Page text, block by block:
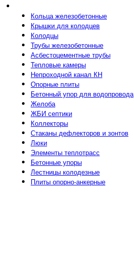
Кольца железобетонные
Крышки для колодцев
Колодцы
Трубы железобетонные
Асбестоцементные трубы
Тепловые камеры
Непроходной канал КН
Опорные плиты
Бетонный упор для водопровода
Желоба
ЖБИ септики
Коллекторы
Стаканы дефлекторов и зонтов
Люки
Элементы теплотрасс
Бетонные упоры
Лестницы колодезные
Плиты опорно-анкерные